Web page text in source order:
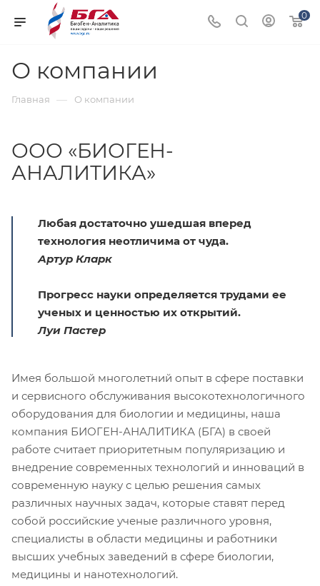
0
О компании
Главная — О компании
ООО «БИОГЕН-
АНАЛИТИКА»
Любая достаточно ушедшая вперед
технология неотличима от чуда.
Артур Кларк
Прогресс науки определяется трудами ее
ученых и ценностью их открытий.
Луи Пастер
Имея большой многолетний опыт в сфере поставки
и сервисного обслуживания высокотехнологичного
оборудования для биологии и медицины, наша
компания БИОГЕН-АНАЛИТИКА (БГА) в своей
работе считает приоритетным популяризацию и
внедрение современных технологий и инноваций в
современную науку с целью решения самых
различных научных задач, которые ставят перед
собой российские ученые различного уровня,
специалисты в области медицины и работники
высших учебных заведений в сфере биологии,
медицины и нанотехнологий.